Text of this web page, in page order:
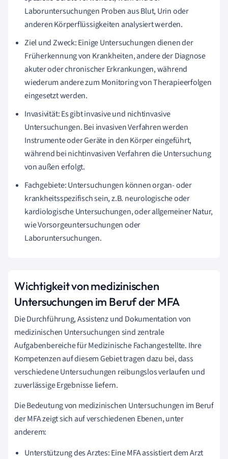
Laboruntersuchungen Proben aus Blut, Urin oder
anderen Körperflüssigkeiten analysiert werden.
Ziel und Zweck: Einige Untersuchungen dienen der
Früherkennung von Krankheiten, andere der Diagnose
akuter oder chronischer Erkrankungen, während
wiederum andere zum Monitoring von Therapieerfolgen
eingesetzt werden.
Invasivität: Es gibt invasive und nichtinvasive
Untersuchungen. Bei invasiven Verfahren werden
Instrumente oder Geräte in den Körper eingeführt,
während bei nichtinvasiven Verfahren die Untersuchung
von außen erfolgt.
Fachgebiete: Untersuchungen können organ- oder
krankheitsspezifisch sein, z.B. neurologische oder
kardiologische Untersuchungen, oder allgemeiner Natur,
wie Vorsorgeuntersuchungen oder
Laboruntersuchungen.
Wichtigkeit von medizinischen
Untersuchungen im Beruf der MFA
Die Durchführung, Assistenz und Dokumentation von
medizinischen Untersuchungen sind zentrale
Aufgabenbereiche für Medizinische Fachangestellte. Ihre
Kompetenzen auf diesem Gebiet tragen dazu bei, dass
verschiedene Untersuchungen reibungslos verlaufen und
zuverlässige Ergebnisse liefern.
Die Bedeutung von medizinischen Untersuchungen im Beruf
der MFA zeigt sich auf verschiedenen Ebenen, unter
anderem:
Unterstützung des Arztes: Eine MFA assistiert dem Arzt